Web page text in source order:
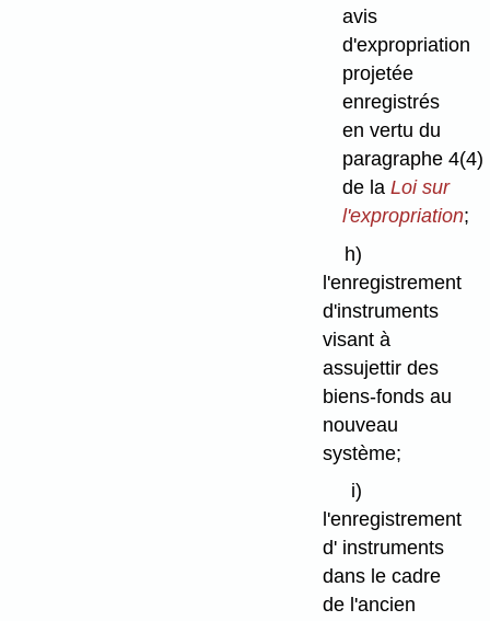
avis
d'expropriation
projetée
enregistrés
en vertu du
paragraphe 4(4)
de la Loi sur
l'expropriation;
h)
l'enregistrement
d'instruments
visant à
assujettir des
biens-fonds au
nouveau
système;
i)
l'enregistrement
d' instruments
dans le cadre
de l'ancien